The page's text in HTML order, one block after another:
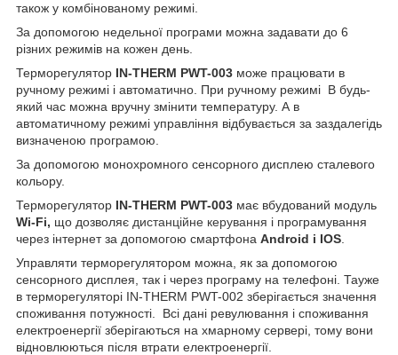
також у комбінованому режимі.
За допомогою недельної програми можна задавати до 6
різних режимів на кожен день.
Терморегулятор IN-THERM PWT-003 може працювати в
ручному режимі і автоматично. При ручному режимі В будь-
який час можна вручну змінити температуру. А в
автоматичному режимі управління відбувається за заздалегідь
визначеною програмою.
За допомогою монохромного сенсорного дисплею сталевого
кольору.
Терморегулятор IN-THERM PWT-003 має вбудований модуль
Wi-Fi, що дозволяє дистанційне керування і програмування
через інтернет за допомогою смартфона Android і IOS.
Управляти терморегулятором можна, як за допомогою
сенсорного дисплея, так і через програму на телефоні. Тауже
в терморегуляторі IN-THERM PWT-002 зберігається значення
споживання потужності. Всі дані ревулювання і споживання
електроенергії зберігаються на хмарному сервері, тому вони
відновлюються після втрати електроенергії.